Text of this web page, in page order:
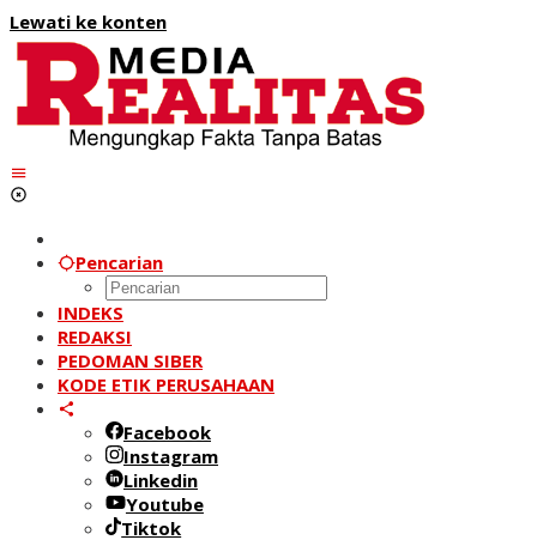
Lewati ke konten
Pencarian
INDEKS
REDAKSI
PEDOMAN SIBER
KODE ETIK PERUSAHAAN
Facebook
Instagram
Linkedin
Youtube
Tiktok